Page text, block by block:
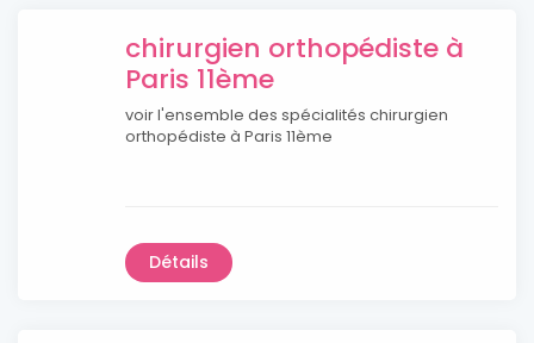
chirurgien orthopédiste à
Paris 11ème
voir l'ensemble des spécialités chirurgien
orthopédiste à Paris 11ème
Détails